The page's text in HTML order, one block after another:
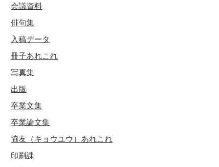
会議資料
俳句集
入稿データ
冊子あれこれ
写真集
出版
卒業文集
卒業論文集
協友（キョウユウ）あれこれ
印刷課